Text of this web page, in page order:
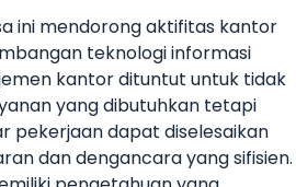
ini mendorong aktifitas kantor
teknologi informasi
kantor dituntut untuk tidak
yang dibutuhkan tetapi
pekerjaan dapat diselesaikan
dan dengancara yang sifisien.